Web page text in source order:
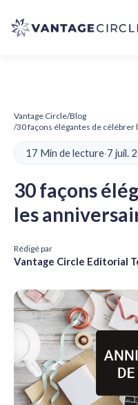
Vantage Circle/Blog
/30 façons élégantes de célébrer
17 Min de lecture·7 juil.
30 façons
les
Rédigé par
Vantage Circle Editorial